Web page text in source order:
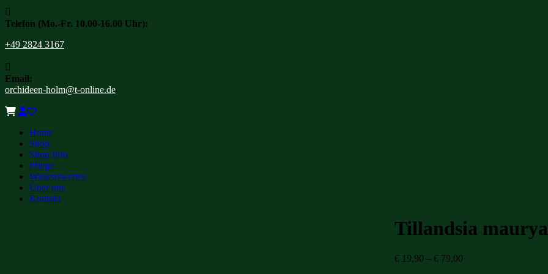

Telefon (Mo.-Fr. 10.00-16.00 Uhr):
+49 2824 3167

Email:
orchideen-holm@t-online.de
Home
Shop
Shop Info
Pflege
Wissenswertes
Über uns
Kontakt
Tillandsia
€ 19,90 –€ 79,00